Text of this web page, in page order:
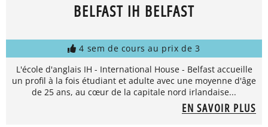
BELFAST IH BELFAST
4 sem de cours au prix de 3
L'école d'anglais IH - International House - Belfast accueille
un profil à la fois étudiant et adulte avec une moyenne d'âge
de 25 ans, au cœur de la capitale nord irlandaise...
EN SAVOIR PLUS